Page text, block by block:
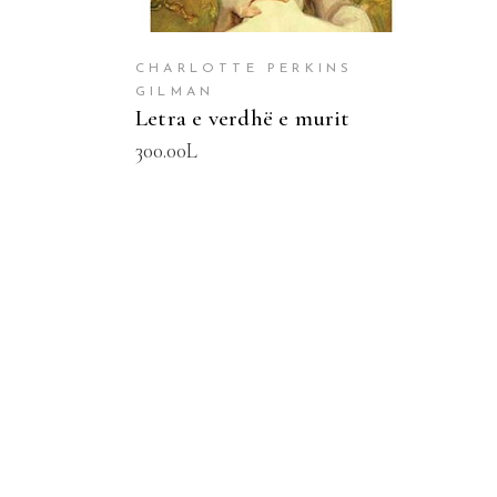
CHARLOTTE PERKINS
GILMAN
Letra e verdhë e murit
300.00L